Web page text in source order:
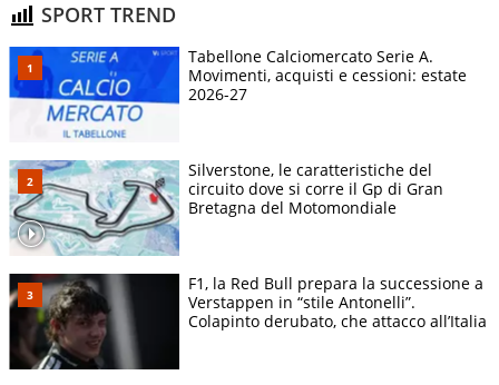
SPORT TREND
Tabellone Calciomercato Serie A.
Movimenti, acquisti e cessioni: estate
2026-27
Silverstone, le caratteristiche del
circuito dove si corre il Gp di Gran
Bretagna del Motomondiale
F1, la Red Bull prepara la successione a
Verstappen in “stile Antonelli”.
Colapinto derubato, che attacco all’Italia